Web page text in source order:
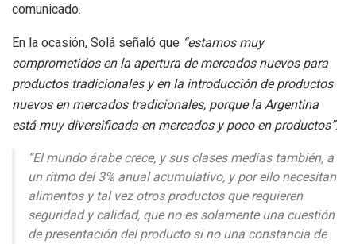
comunicado.
En la ocasión, Solá señaló que “estamos muy
comprometidos en la apertura de mercados nuevos para
productos tradicionales y en la introducción de productos
nuevos en mercados tradicionales, porque la Argentina
está muy diversificada en mercados y poco en productos”.
“El mundo árabe crece, y sus clases medias también, a
un ritmo del 3% anual acumulativo, y por ello necesitan
alimentos y tal vez otros productos que requieren
seguridad y calidad, que no es solamente una cuestión
de presentación del producto si no una constancia de